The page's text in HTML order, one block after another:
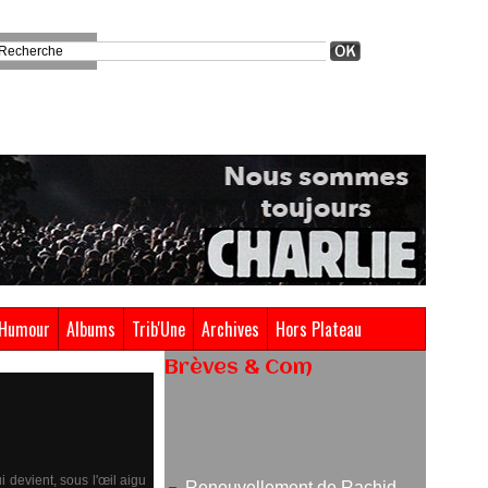
Humour Albums Trib'Une Archives Hors Plateau
devient, sous l'œil aigu
Brèves & Com